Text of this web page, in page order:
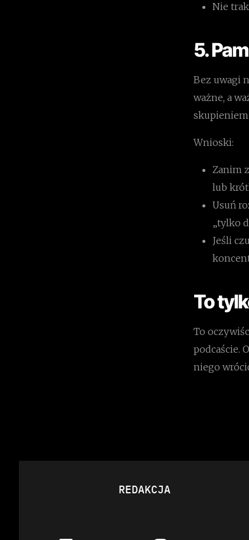
Nie
5.
Bez uwagi
ważne, a
skupieniem
Wnioski:
Zanim
lub
Usuń
„tylko
Jeśli
To
To
podcaście.
niego
REDAKCJA